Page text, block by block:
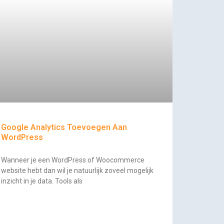
Google Analytics Toevoegen Aan
WordPress
Wanneer je een WordPress of Woocommerce
website hebt dan wil je natuurlijk zoveel mogelijk
inzicht in je data. Tools als